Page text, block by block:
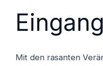
Eingang
Mit den rasanten